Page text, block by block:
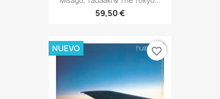
59,50 €
NUEVO favorite_border